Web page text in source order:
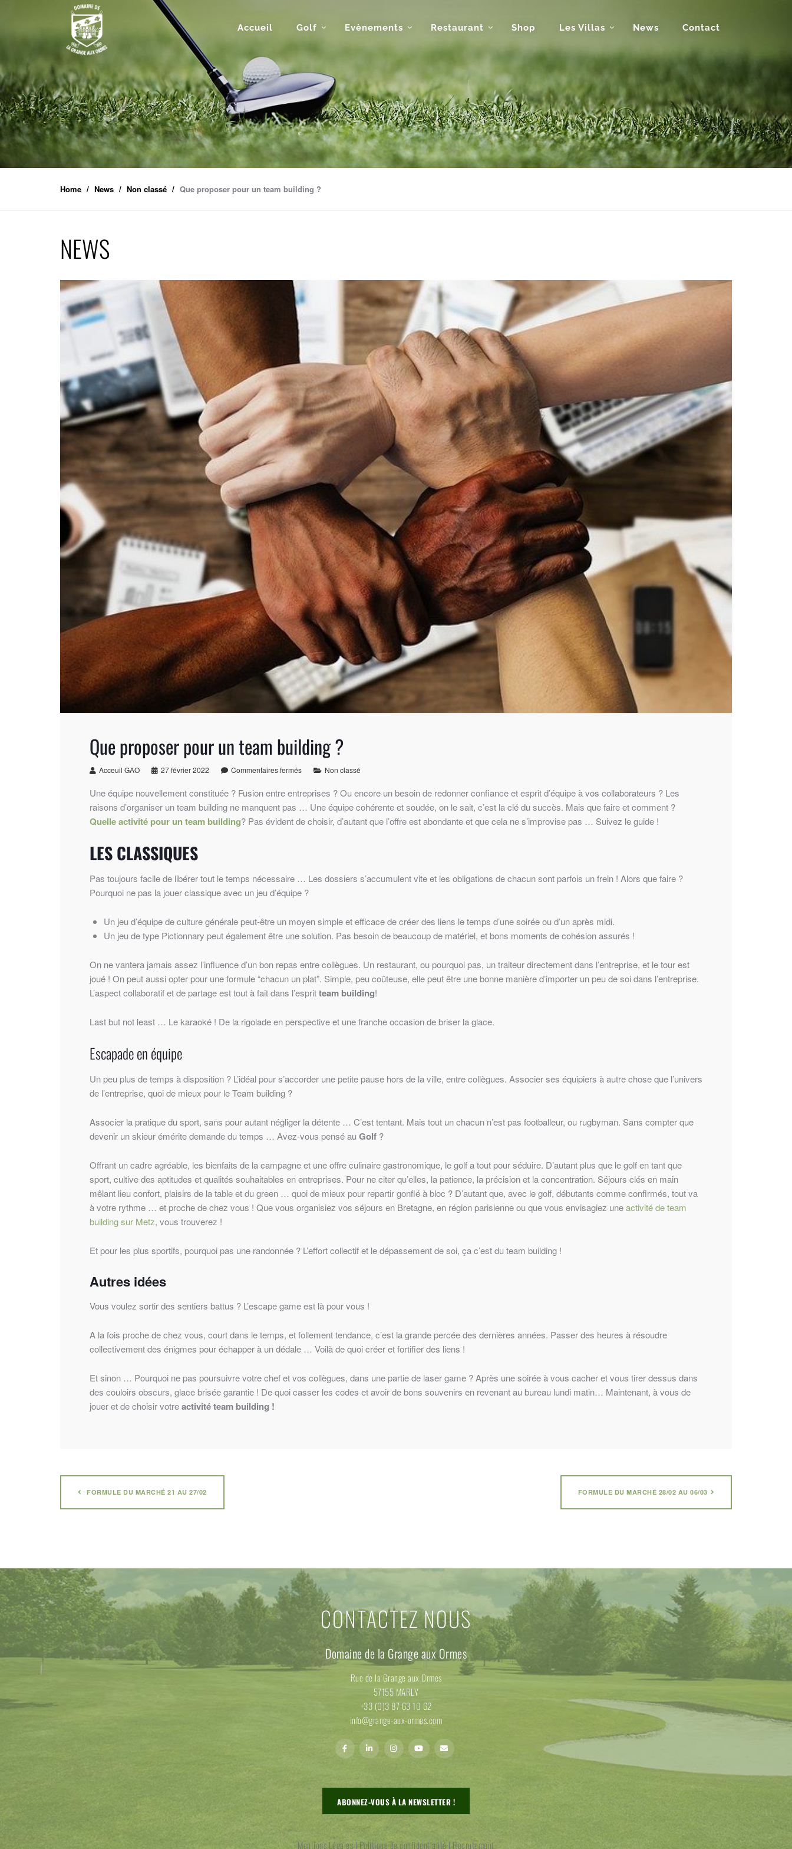
Accueil Golf Evènements Restaurant Shop Les Villas News Contact
Home News Non classé Que proposer pour un team building ?
NEWS
Que proposer pour un team building ?
Acceuil GAO 27 février 2022 Commentaires fermés Non classé
Une équipe nouvellement constituée ? Fusion entre entreprises ? Ou encore un besoin de redonner confiance et esprit d’équipe à vos collaborateurs ? Les
raisons d’organiser un team building ne manquent pas … Une équipe cohérente et soudée, on le sait, c’est la clé du succès. Mais que faire et comment ?
Quelle activité pour un team building? Pas évident de choisir, d’autant que l’offre est abondante et que cela ne s’improvise pas … Suivez le guide !
LES CLASSIQUES
Pas toujours facile de libérer tout le temps nécessaire … Les dossiers s’accumulent vite et les obligations de chacun sont parfois un frein ! Alors que faire ?
Pourquoi ne pas la jouer classique avec un jeu d’équipe ?
Un jeu d’équipe de culture générale peut-être un moyen simple et efficace de créer des liens le temps d’une soirée ou d’un après midi.
Un jeu de type Pictionnary peut également être une solution. Pas besoin de beaucoup de matériel, et bons moments de cohésion assurés !
On ne vantera jamais assez l’influence d’un bon repas entre collègues. Un restaurant, ou pourquoi pas, un traiteur directement dans l’entreprise, et le tour est
joué ! On peut aussi opter pour une formule “chacun un plat”. Simple, peu coûteuse, elle peut être une bonne manière d’importer un peu de soi dans l’entreprise.
L’aspect collaboratif et de partage est tout à fait dans l’espritteam building!
Last but not least … Le karaoké ! De la rigolade en perspective et une franche occasion de briser la glace.
Escapade en équipe
Un peu plus de temps à disposition ? L’idéal pour s’accorder une petite pause hors de la ville, entre collègues. Associer ses équipiers à autre chose que l’univers
de l’entreprise, quoi de mieux pour le Team building ?
Associer la pratique du sport, sans pour autant négliger la détente … C’est tentant. Mais tout un chacun n’est pas footballeur, ou rugbyman. Sans compter que
devenir un skieur émérite demande du temps … Avez-vous pensé auGolf ?
Offrant un cadre agréable, les bienfaits de la campagne et une offre culinaire gastronomique, le golf a tout pour séduire. D’autant plus que le golf en tant que
sport, cultive des aptitudes et qualités souhaitables en entreprises. Pour ne citer qu’elles, la patience, la précision et la concentration. Séjours clés en main
mêlant lieu confort, plaisirs de la table et du green … quoi de mieux pour repartir gonflé à bloc ? D’autant que, avec le golf, débutants comme confirmés, tout va
à votre rythme … et proche de chez vous ! Que vous organisiez vos séjours en Bretagne, en région parisienne ou que vous envisagiez uneactivité de team
building sur Metz, vous trouverez !
Et pour les plus sportifs, pourquoi pas une randonnée ? L’effort collectif et le dépassement de soi, ça c’est du team building !
Autres idées
Vous voulez sortir des sentiers battus ? L’escape game est là pour vous !
A la fois proche de chez vous, court dans le temps, et follement tendance, c’est la grande percée des dernières années. Passer des heures à résoudre
collectivement des énigmes pour échapper à un dédale … Voilà de quoi créer et fortifier des liens !
Et sinon … Pourquoi ne pas poursuivre votre chef et vos collègues, dans une partie de laser game ? Après une soirée à vous cacher et vous tirer dessus dans
des couloirs obscurs, glace brisée garantie ! De quoi casser les codes et avoir de bons souvenirs en revenant au bureau lundi matin… Maintenant, à vous de
jouer et de choisir votreactivité team building !
FORMULE DU MARCHÉ 21 AU 27/02 FORMULE DU MARCHÉ 28/02 AU 06/03
CONTACTEZ NOUS
Domaine de la Grange aux Ormes
Rue de la Grange aux Ormes
57155 MARLY
+33 (0)3 87 63 10 62
info@grange-aux-ormes.com
ABONNEZ-VOUS À LA NEWSLETTER !
Mentions Légales | Politique de confidentialité | Recrutement